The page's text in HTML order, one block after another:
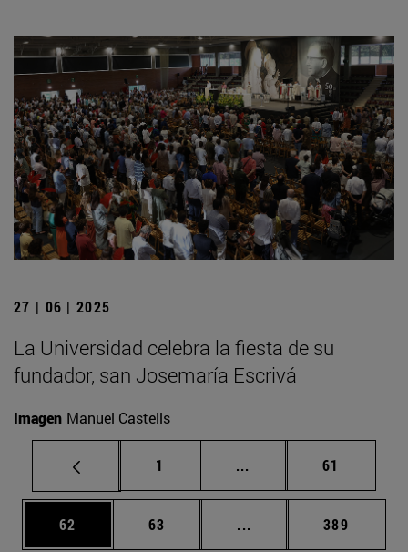
27 | 06 | 2025
La Universidad celebra la fiesta de su
fundador, san Josemaría Escrivá
Imagen Manuel Castells
Página
1 ... Páginas intermedias
Página
61
Página
62 Página
63 ... Páginas intermedias
Página
389